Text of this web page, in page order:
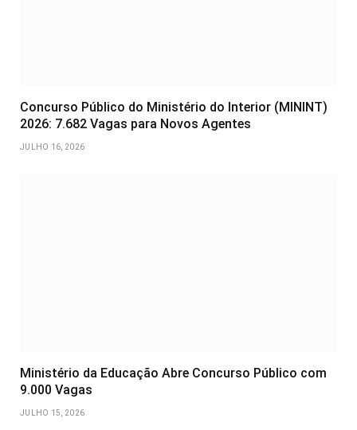
Concurso Público do Ministério do Interior (MININT)
2026: 7.682 Vagas para Novos Agentes
JULHO 16, 2026
Ministério da Educação Abre Concurso Público com
9.000 Vagas
JULHO 15, 2026